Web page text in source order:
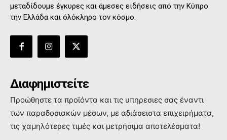
μεταδίδουμε έγκυρες και άμεσες ειδήσεις από την Κύπρο
την Ελλάδα και όλόκληρο τον κόσμο.
Διαφημιστείτε
Προώθηστε τα προϊόντα και τις υπηρεσιες σας έναντι
των παραδοσιακών μέσων, με αδιάσειστα επιχειρήματα,
τις χαμηλότερες τιμές και μετρήσιμα αποτελέσματα!